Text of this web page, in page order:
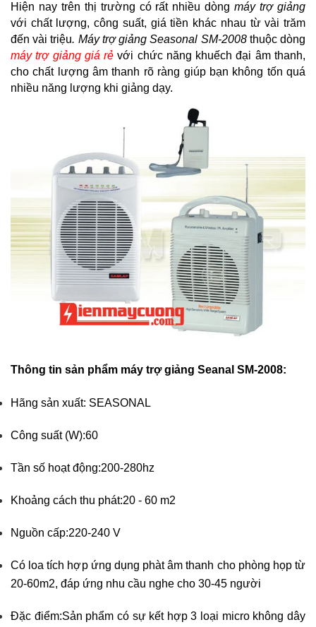
Hiện nay trên thị trường có rất nhiều dòngmáy trợ giảng
với chất lượng, công suất, giá tiền khác nhau từ vài trăm
đến vài triệu. Máy trợ giảng Seasonal SM-2008 thuộc dòng
máy trợ giảng giá rẻ với chức năng khuếch đại âm thanh,
cho chất lượng âm thanh rõ ràng giúp bạn không tốn quá
nhiều năng lượng khi giảng dạy.
Thông tin sản phẩm máy trợ giảng Seanal SM-2008:
Hãng sản xuất: SEASONAL
Công suất (W):60
Tần số hoạt động:200-280hz
Khoảng cách thu phát:20 - 60 m2
Nguồn cấp:220-240 V
Có loa tích hợp ứng dụng phàt âm thanh cho phòng họp từ
20-60m2, đáp ứng nhu cầu nghe cho 30-45 người
Đặc điểm:Sản phẩm có sự kết hợp 3 loại micro không dây